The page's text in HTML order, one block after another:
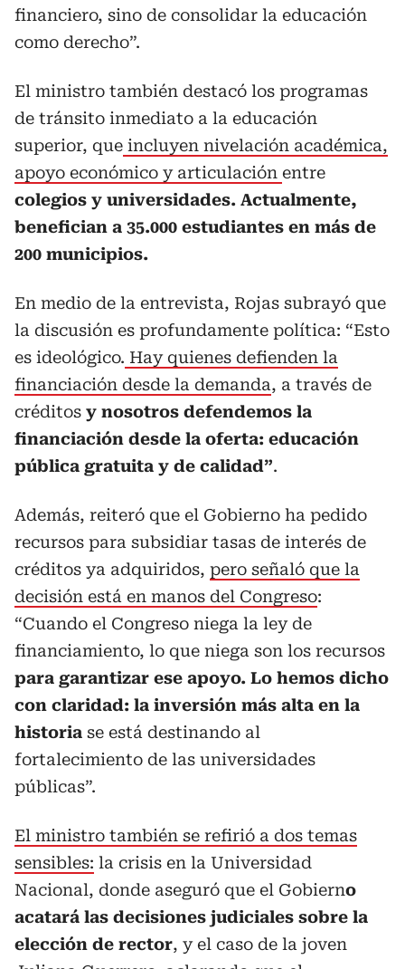
financiero, sino de consolidar la educación
como derecho”.
El ministro también destacó los programas
de tránsito inmediato a la educación
superior, que incluyen nivelación académica,
apoyo económico y articulación entre
colegios y universidades. Actualmente,
benefician a 35.000 estudiantes en más de
200 municipios.
En medio de la entrevista, Rojas subrayó que
la discusión es profundamente política: “Esto
es ideológico. Hay quienes defienden la
financiación desde la demanda, a través de
créditos y nosotros defendemos la
financiación desde la oferta: educación
pública gratuita y de calidad”.
Además, reiteró que el Gobierno ha pedido
recursos para subsidiar tasas de interés de
créditos ya adquiridos, pero señaló que la
decisión está en manos del Congreso:
“Cuando el Congreso niega la ley de
financiamiento, lo que niega son los recursos
para garantizar ese apoyo. Lo hemos dicho
con claridad: la inversión más alta en la
historia se está destinando al
fortalecimiento de las universidades
públicas”.
El ministro también se refirió a dos temas
sensibles: la crisis en la Universidad
Nacional, donde aseguró que el Gobierno
acatará las decisiones judiciales sobre la
elección de rector, y el caso de la joven